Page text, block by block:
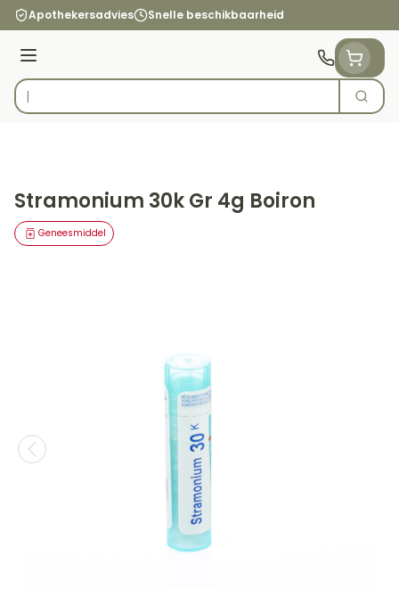
Ga naar de inhoud
Apothekersadvies Snelle beschikbaarheid
Menu
Product, merk, categorie...
Zoek
Stramonium 30k Gr 4g Boiron
Geneesmiddel